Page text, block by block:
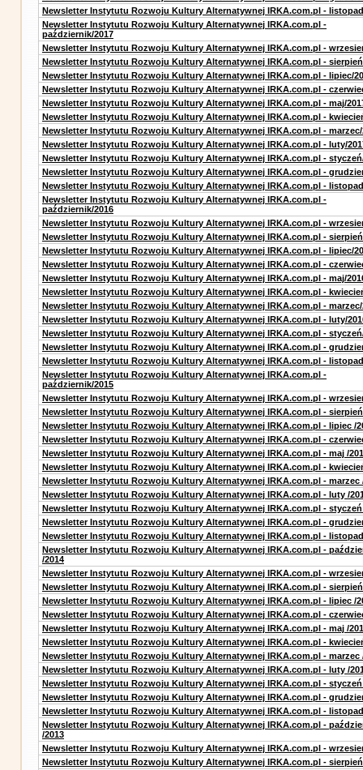
Newsletter Instytutu Rozwoju Kultury Alternatywnej IRKA.com.pl -
Newsletter Instytutu Rozwoju Kultury Alternatywnej IRKA.com.pl -
październik/2017
Newsletter Instytutu Rozwoju Kultury Alternatywnej IRKA.com.pl -
Newsletter Instytutu Rozwoju Kultury Alternatywnej IRKA.com.pl -
Newsletter Instytutu Rozwoju Kultury Alternatywnej IRKA.com.pl - lipiec/
Newsletter Instytutu Rozwoju Kultury Alternatywnej IRKA.com.pl -
Newsletter Instytutu Rozwoju Kultury Alternatywnej IRKA.com.pl - maj/
Newsletter Instytutu Rozwoju Kultury Alternatywnej IRKA.com.pl -
Newsletter Instytutu Rozwoju Kultury Alternatywnej IRKA.com.pl - marzec/
Newsletter Instytutu Rozwoju Kultury Alternatywnej IRKA.com.pl - luty/
Newsletter Instytutu Rozwoju Kultury Alternatywnej IRKA.com.pl -
Newsletter Instytutu Rozwoju Kultury Alternatywnej IRKA.com.pl -
Newsletter Instytutu Rozwoju Kultury Alternatywnej IRKA.com.pl -
Newsletter Instytutu Rozwoju Kultury Alternatywnej IRKA.com.pl -
październik/2016
Newsletter Instytutu Rozwoju Kultury Alternatywnej IRKA.com.pl -
Newsletter Instytutu Rozwoju Kultury Alternatywnej IRKA.com.pl -
Newsletter Instytutu Rozwoju Kultury Alternatywnej IRKA.com.pl - lipiec/
Newsletter Instytutu Rozwoju Kultury Alternatywnej IRKA.com.pl -
Newsletter Instytutu Rozwoju Kultury Alternatywnej IRKA.com.pl - maj/
Newsletter Instytutu Rozwoju Kultury Alternatywnej IRKA.com.pl -
Newsletter Instytutu Rozwoju Kultury Alternatywnej IRKA.com.pl - marzec/
Newsletter Instytutu Rozwoju Kultury Alternatywnej IRKA.com.pl - luty/
Newsletter Instytutu Rozwoju Kultury Alternatywnej IRKA.com.pl -
Newsletter Instytutu Rozwoju Kultury Alternatywnej IRKA.com.pl -
Newsletter Instytutu Rozwoju Kultury Alternatywnej IRKA.com.pl -
Newsletter Instytutu Rozwoju Kultury Alternatywnej IRKA.com.pl -
październik/2015
Newsletter Instytutu Rozwoju Kultury Alternatywnej IRKA.com.pl -
Newsletter Instytutu Rozwoju Kultury Alternatywnej IRKA.com.pl -
Newsletter Instytutu Rozwoju Kultury Alternatywnej IRKA.com.pl - lipiec /
Newsletter Instytutu Rozwoju Kultury Alternatywnej IRKA.com.pl -
Newsletter Instytutu Rozwoju Kultury Alternatywnej IRKA.com.pl - maj /
Newsletter Instytutu Rozwoju Kultury Alternatywnej IRKA.com.pl -
Newsletter Instytutu Rozwoju Kultury Alternatywnej IRKA.com.pl - marzec
Newsletter Instytutu Rozwoju Kultury Alternatywnej IRKA.com.pl - luty /
Newsletter Instytutu Rozwoju Kultury Alternatywnej IRKA.com.pl - styczeń
Newsletter Instytutu Rozwoju Kultury Alternatywnej IRKA.com.pl -
Newsletter Instytutu Rozwoju Kultury Alternatywnej IRKA.com.pl - listopad
Newsletter Instytutu Rozwoju Kultury Alternatywnej IRKA.com.pl -
/2014
Newsletter Instytutu Rozwoju Kultury Alternatywnej IRKA.com.pl -
Newsletter Instytutu Rozwoju Kultury Alternatywnej IRKA.com.pl - sierpień
Newsletter Instytutu Rozwoju Kultury Alternatywnej IRKA.com.pl - lipiec /
Newsletter Instytutu Rozwoju Kultury Alternatywnej IRKA.com.pl -
Newsletter Instytutu Rozwoju Kultury Alternatywnej IRKA.com.pl - maj /
Newsletter Instytutu Rozwoju Kultury Alternatywnej IRKA.com.pl -
Newsletter Instytutu Rozwoju Kultury Alternatywnej IRKA.com.pl - marzec
Newsletter Instytutu Rozwoju Kultury Alternatywnej IRKA.com.pl - luty /
Newsletter Instytutu Rozwoju Kultury Alternatywnej IRKA.com.pl - styczeń
Newsletter Instytutu Rozwoju Kultury Alternatywnej IRKA.com.pl -
Newsletter Instytutu Rozwoju Kultury Alternatywnej IRKA.com.pl - listopad
Newsletter Instytutu Rozwoju Kultury Alternatywnej IRKA.com.pl -
/2013
Newsletter Instytutu Rozwoju Kultury Alternatywnej IRKA.com.pl -
Newsletter Instytutu Rozwoju Kultury Alternatywnej IRKA.com.pl - sierpień